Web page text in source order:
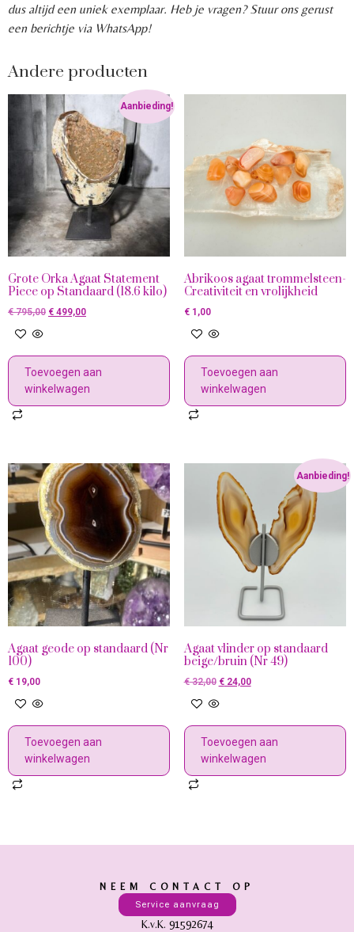
dus altijd een uniek exemplaar. Heb je vragen? Stuur ons gerust
een berichtje via WhatsApp!
Andere producten
Aanbieding!
Grote Orka Agaat Statement
Piece op Standaard (18.6 kilo)
€795,00 € 499,00
Toevoegen aan
winkelwagen
Abrikoos agaat trommelsteen-
Creativiteit en vrolijkheid
€1,00
Toevoegen aan
winkelwagen
Agaat geode op standaard (Nr
100)
€ 19,00
Toevoegen aan
winkelwagen
Aanbieding!
Agaat vlinder op standaard
beige/bruin (Nr 49)
€32,00 €24,00
Toevoegen aan
winkelwagen
NEEM CONTACT OP
Service aanvraag
K.v.K. 91592674